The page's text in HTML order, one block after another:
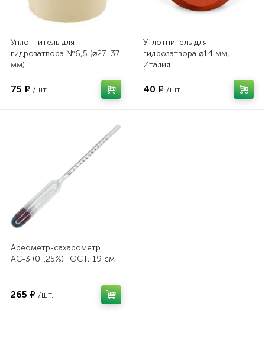
Уплотнитель для
гидрозатвора №6,5 (⌀27…37
мм)
75 ₽ /шт.
Уплотнитель для
гидрозатвора ⌀14 мм,
Италия
40 ₽ /шт.
Ареометр-сахарометр
АС-3 (0...25%) ГОСТ, 19 см
265 ₽ /шт.